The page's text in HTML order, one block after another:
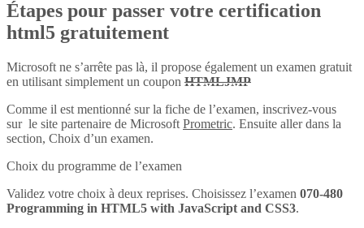
Étapes pour passer votre certification
html5 gratuitement
Microsoft ne s’arrête pas là, il propose également un examen gratuit
en utilisant simplement un coupon HTMLJMP
Comme il est mentionné sur la fiche de l’examen, inscrivez-vous
sur le site partenaire de Microsoft Prometric. Ensuite aller dans la
section, Choix d’un examen.
Choix du programme de l’examen
Validez votre choix à deux reprises. Choisissez l’examen 070-480
Programming in HTML5 with JavaScript and CSS3.